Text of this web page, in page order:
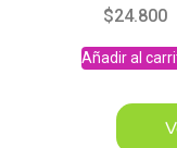
$24.800
Añadir al